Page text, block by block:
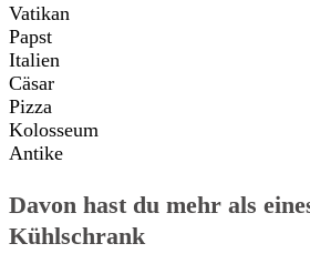
Vatikan
Papst
Italien
Cäsar
Pizza
Kolosseum
Antike
Davon hast du mehr als
Kühlschrank